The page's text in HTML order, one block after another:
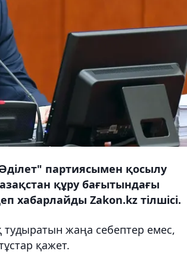
партиясымен қосылу
құру бағытындағы
хабарлайды Zakon.kz тілшісі.
тудыратын жаңа себептер емес,
қажет.